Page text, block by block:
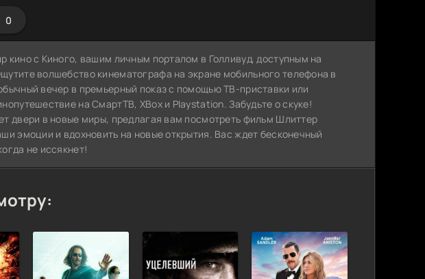
0
кино с Киного, вашим личным порталом в Голливуд, доступным на
волшебство кинематографа на экране мобильного телефона в
вечер в премьерный показ с помощью ТВ-приставки или
на СмартТВ, XBox и Playstation. Забудьте о скуке!
двери в новые миры, предлагая вам посмотреть фильм Шлиттер
эмоции и вдохновить на новые открытия. Вас ждет бесконечный
не иссякнет!